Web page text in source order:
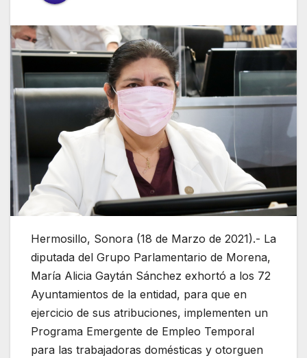
Hermosillo, Sonora (18 de Marzo de 2021).- La
diputada del Grupo Parlamentario de Morena,
María Alicia Gaytán Sánchez exhortó a los 72
Ayuntamientos de la entidad, para que en
ejercicio de sus atribuciones, implementen un
Programa Emergente de Empleo Temporal
para las trabajadoras domésticas y otorguen